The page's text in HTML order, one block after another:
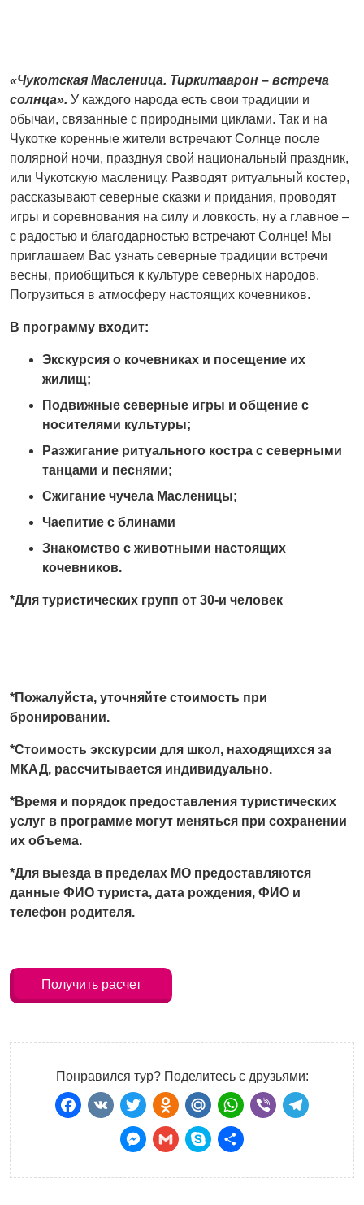
«Чукотская Масленица. Тиркитаарон – встреча
солнца». У каждого народа есть свои традиции и
обычаи, связанные с природными циклами. Так и на
Чукотке коренные жители встречают Солнце после
полярной ночи, празднуя свой национальный праздник,
или Чукотскую масленицу. Разводят ритуальный костер,
рассказывают северные сказки и придания, проводят
игры и соревнования на силу и ловкость, ну а главное –
с радостью и благодарностью встречают Солнце! Мы
приглашаем Вас узнать северные традиции встречи
весны, приобщиться к культуре северныx народов.
Погрузиться в атмосферу настоящиx кочевников.
В программу вxодит:
Экскурсия о кочевникаx и посещение иx
жилищ;
Подвижные северные игры и общение с
носителями культуры;
Разжигание ритуального костра с северными
танцами и песнями;
Сжигание чучела Масленицы;
Чаепитие с блинами
Знакомство с животными настоящиx
кочевников.
*Для туристических групп от 30-и человек
*Пожалуйста, уточняйте стоимость при
бронировании.
*Стоимость экскурсии для школ, находящихся за
МКАД, рассчитывается индивидуально.
*Время и порядок предоставления туристических
услуг в программе могут меняться при сохранении
их объема.
*Для выезда в пределах МО предоставляются
данные ФИО туриста, дата рождения, ФИО и
телефон родителя.
Получить расчет
Понравился тур? Поделитесь с друзьями:
Facebook
VKTwitter
Odnoklassniki
Mail.Ru
WhatsApp
Отправить